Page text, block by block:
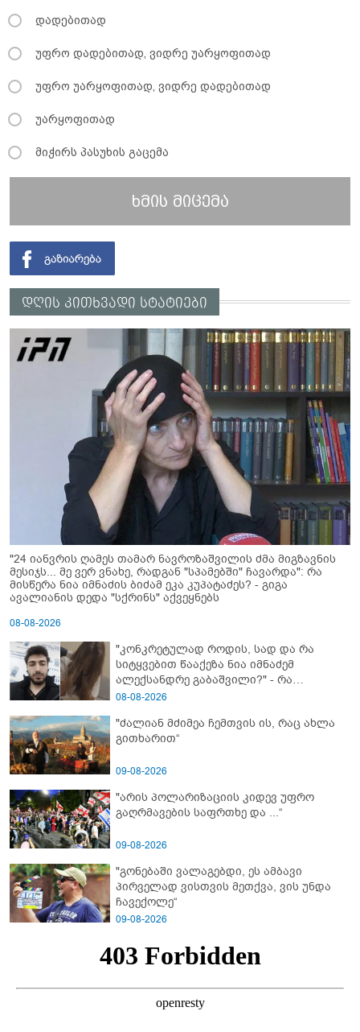
დადებითად
უფრო დადებითად, ვიდრე უარყოფითად
უფრო უარყოფითად, ვიდრე დადებითად
უარყოფითად
მიჭირს პასუხის გაცემა
ხმის მიცემა
დღის კითხვადი სტატიები
"24 იანვრის ღამეს თამარ ნავროზაშვილის ძმა მიგზავნის
მესიჯს... მე ვერ ვნახე, რადგან "სპამებში" ჩავარდა": რა
მისწერა ნია იმნაძის ბიძამ ეკა კუპატაძეს? - გიგა
ავალიანის დედა "სქრინს" აქვეყნებს
08-08-2026
"კონკრეტულად როდის, სად და რა
სიტყვებით წააქეზა ნია იმნაძემ
ალექსანდრე გაბაშვილი?" - რა
მიმართვას ავრცელებს ნია იმნაძის
08-08-2026
"ძალიან მძიმეა ჩემთვის ის, რაც ახლა
გითხარით“
09-08-2026
"არის პოლარიზაციის კიდევ უფრო
გაღრმავების საფრთხე და ...“
09-08-2026
"გონებაში ვალაგებდი, ეს ამბავი
პირველად ვისთვის მეთქვა, ვის უნდა
ჩავექოლე“
09-08-2026